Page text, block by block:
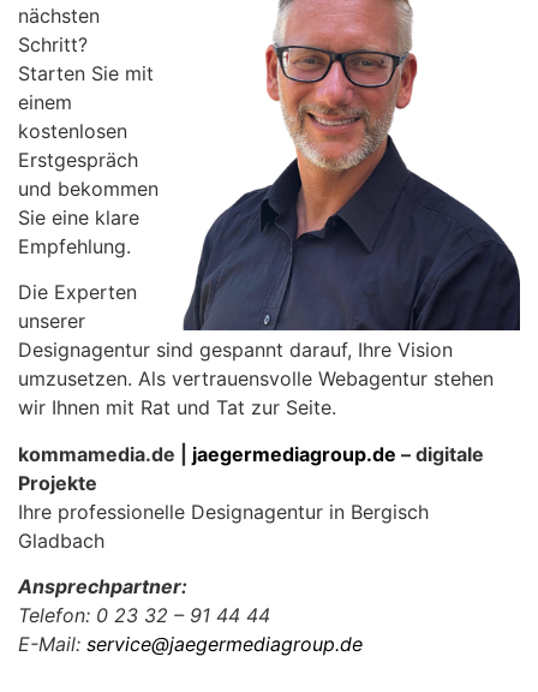
nächsten
Schritt?
Starten Sie mit
einem
kostenlosen
Erstgespräch
und bekommen
Sie eine klare
Empfehlung.
Die Experten
unserer
Designagentur sind gespannt darauf, Ihre Vision
umzusetzen. Als vertrauensvolle Webagentur stehen
wir Ihnen mit Rat und Tat zur Seite.
kommamedia.de | jaegermediagroup.de – digitale
Projekte
Ihre professionelle Designagentur in Bergisch
Gladbach
Ansprechpartner:
Telefon: 0 23 32 – 91 44 44
E-Mail: service@jaegermediagroup.de